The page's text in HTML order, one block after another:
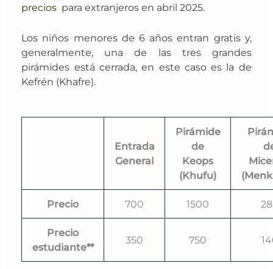
precios para extranjeros en abril 2025.
Los niños menores de 6 años entran gratis y,
generalmente, una de las tres grandes
pirámides está cerrada, en este caso es la de
Kefrén (Khafre).
Entrada
General
Pirámide
de
Keops
(Khufu)
Precio 700 1500
Precio
estudiante**
350 750